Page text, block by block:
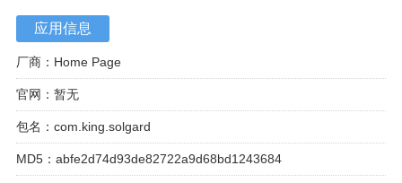
应用信息
厂商：Home Page
官网：暂无
包名：com.king.solgard
MD5：abfe2d74d93de82722a9d68bd1243684